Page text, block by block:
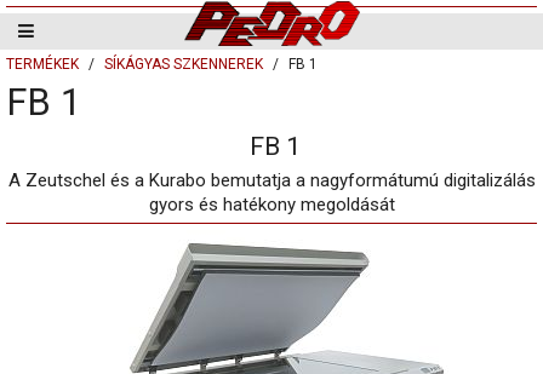
TERMÉKEK SÍKÁGYAS SZKENNEREK FB 1
FB 1
FB 1
A Zeutschel és a Kurabo bemutatja a nagyformátumú digitalizálás
gyors és hatékony megoldását